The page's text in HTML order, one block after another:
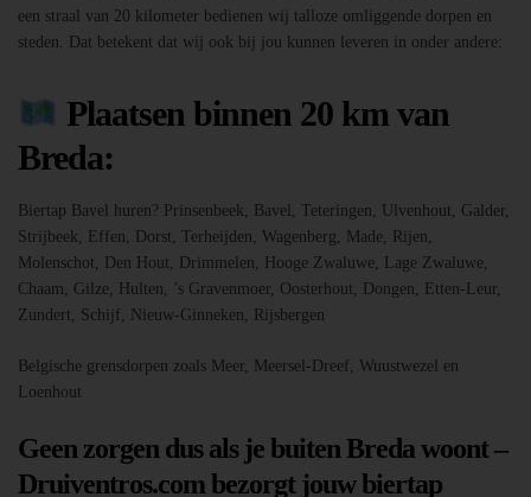
een straal van 20 kilometer bedienen wij talloze omliggende dorpen en
steden. Dat betekent dat wij ook bij jou kunnen leveren in onder andere:
Plaatsen binnen 20 km van
Breda:
Biertap Bavel huren? Prinsenbeek, Bavel, Teteringen, Ulvenhout, Galder,
Strijbeek, Effen, Dorst, Terheijden, Wagenberg, Made, Rijen,
Molenschot, Den Hout, Drimmelen, Hooge Zwaluwe, Lage Zwaluwe,
Chaam, Gilze, Hulten, ’s Gravenmoer, Oosterhout, Dongen, Etten-Leur,
Zundert, Schijf, Nieuw-Ginneken, Rijsbergen
Belgische grensdorpen zoals Meer, Meersel-Dreef, Wuustwezel en
Loenhout
Geen zorgen dus als je buiten Breda woont –
Druiventros.com bezorgt jouw biertap